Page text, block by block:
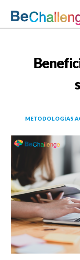
content
METODOLOGÍAS